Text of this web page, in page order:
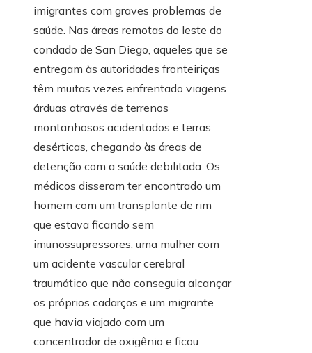
imigrantes com graves problemas de
saúde. Nas áreas remotas do leste do
condado de San Diego, aqueles que se
entregam às autoridades fronteiriças
têm muitas vezes enfrentado viagens
árduas através de terrenos
montanhosos acidentados e terras
desérticas, chegando às áreas de
detenção com a saúde debilitada. Os
médicos disseram ter encontrado um
homem com um transplante de rim
que estava ficando sem
imunossupressores, uma mulher com
um acidente vascular cerebral
traumático que não conseguia alcançar
os próprios cadarços e um migrante
que havia viajado com um
concentrador de oxigênio e ficou